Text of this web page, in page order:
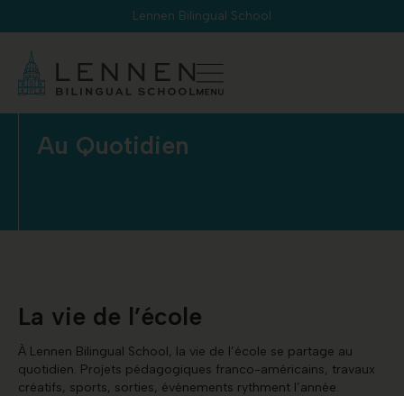
Panneau de gestion des cookiesLennen Bilingual School
Au Quotidien
La vie de l’école
À Lennen Bilingual School, la vie de l’école se partage au
quotidien. Projets pédagogiques franco-américains, travaux
créatifs, sports, sorties, événements rythment l’année.